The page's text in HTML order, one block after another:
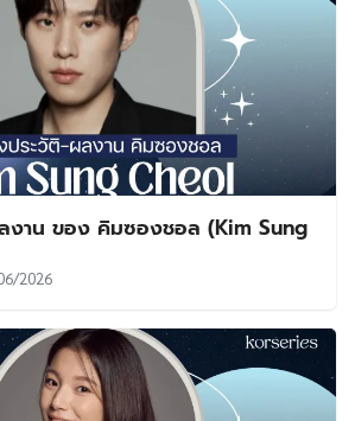
งาน ของ คิมซองชอล (Kim Sung
2026